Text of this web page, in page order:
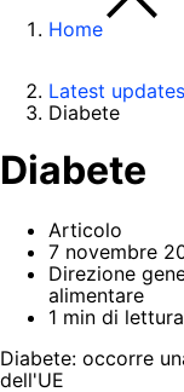
Home
Latest updates
Diabete
Diabete
Articolo
7 novembre
Direzione
alimentare
1 min di lettura
Diabete: occorre
dell'UE